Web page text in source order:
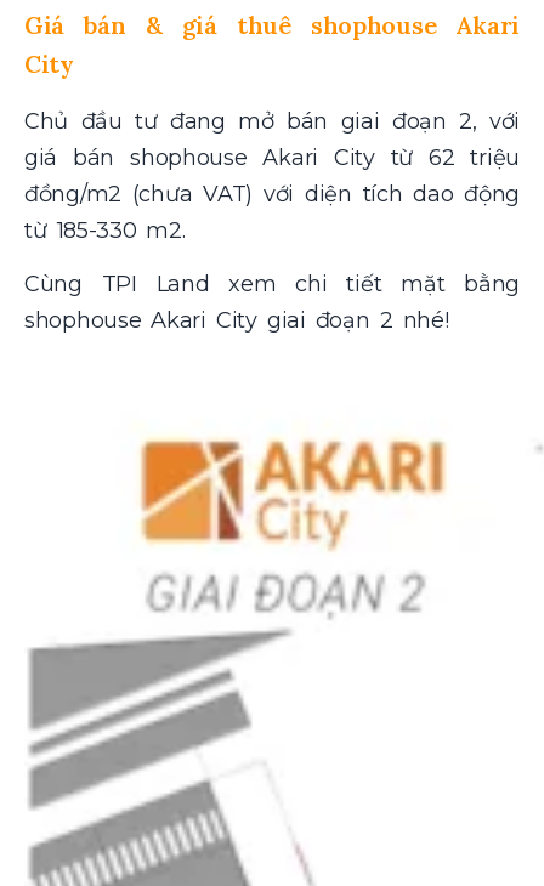
Giá bán & giá thuê shophouse Akari
City
Chủ đầu tư đang mở bán giai đoạn 2, với
giá bán shophouse Akari City từ 62 triệu
đồng/m2 (chưa VAT) với diện tích dao động
từ 185-330 m2.
Cùng TPI Land xem chi tiết mặt bằng
shophouse Akari City giai đoạn 2 nhé!